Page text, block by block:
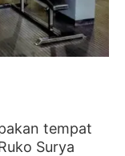
tempat
Surya